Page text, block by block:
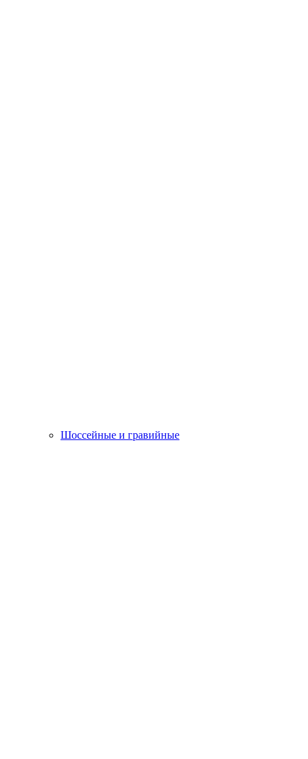
Шоссейные и гравийные